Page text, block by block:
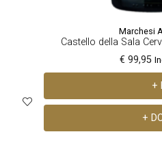
Marchesi
Castello della Sala
€ 99,95
+
+